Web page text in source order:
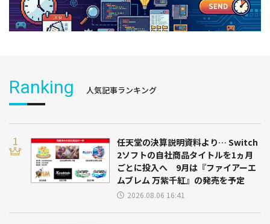
Ranking 人気記事ランキング
任天堂の決算説明資料より… Switch
2ソフトの自社商品タイトルを1ヵ月
ごとに投入へ 9月は『ファイアーエ
ムブレム 万紫千紅』の発売を予定
2026.08.06 16:41